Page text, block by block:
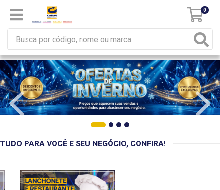
0
TUDO PARA VOCÊ E SEU NEGÓCIO, CONFIRA!